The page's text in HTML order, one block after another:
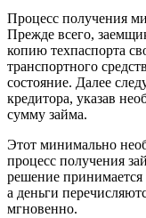
Процесс получения
Прежде всего,
копию техпаспорта
транспортного
состояние. Далее
кредитора, указав
сумму займа.
Этот минимально
процесс получения
решение принимается
а деньги
мгновенно.